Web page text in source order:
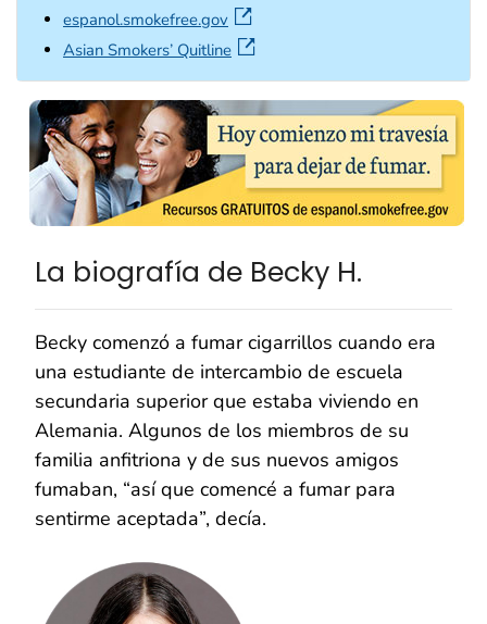
espanol.smokefree.govexternal icon
Asian Smokers’ Quitlineexternal icon
La biografía de Becky H.
Becky comenzó a fumar cigarrillos cuando era
una estudiante de intercambio de escuela
secundaria superior que estaba viviendo en
Alemania. Algunos de los miembros de su
familia anfitriona y de sus nuevos amigos
fumaban, “así que comencé a fumar para
sentirme aceptada”, decía.